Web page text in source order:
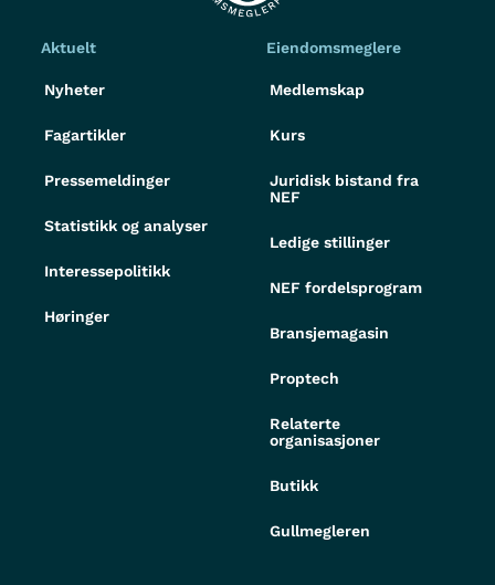
Aktuelt
Nyheter
Fagartikler
Pressemeldinger
Statistikk og analyser
Interessepolitikk
Høringer
Eiendomsmeglere
Medlemskap
Kurs
Juridisk bistand fra
NEF
Ledige stillinger
NEF fordelsprogram
Bransjemagasin
Proptech
Relaterte
organisasjoner
Butikk
Gullmegleren